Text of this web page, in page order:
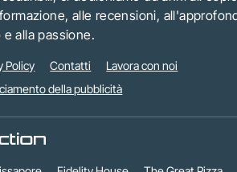
alle recensioni,
alla passione.
Policy Contatti
Lavora con noi
della pubblicità